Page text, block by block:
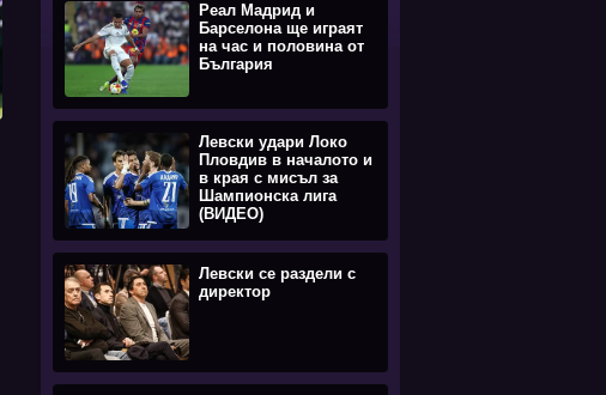
Реал Мадрид и
Барселона ще играят
на час и половина от
България
Левски удари Локо
Пловдив в началото и
в края с мисъл за
Шампионска лига
(ВИДЕО)
Левски се раздели с
директор